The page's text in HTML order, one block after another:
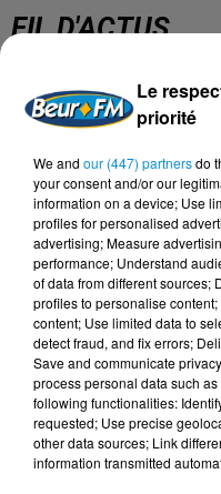
FIL D'ACTUS
7 août
5 août 2026
Visas
Maroc
4 août
152
Le
priorité
We and our (447) partnersdo
your consent and/or our
information on a device; Use
profiles for personalised
advertising; Measure
performance; Understand
of data from different sources;
profiles to personalise
content; Use limited data to
detect fraud, and fix errors;
Save and communicate
process personal data such
following functionalities:
requested; Use precise
other data sources; Link
information transmitted